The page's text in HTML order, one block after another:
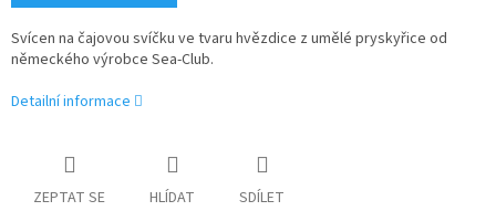
Svícen na čajovou svíčku ve tvaru hvězdice z umělé pryskyřice od
německého výrobce Sea-Club.
Detailní informace
ZEPTAT SE HLÍDAT SDÍLET